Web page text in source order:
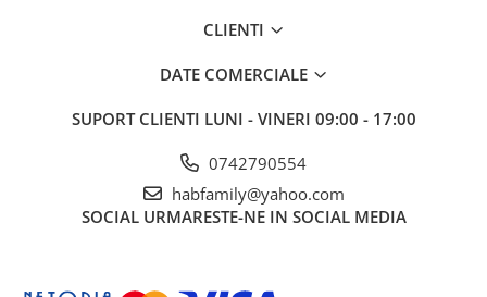
CLIENTI
DATE COMERCIALE
SUPORT CLIENTI LUNI - VINERI 09:00 - 17:00
0742790554
habfamily@yahoo.com
SOCIAL URMARESTE-NE IN SOCIAL MEDIA